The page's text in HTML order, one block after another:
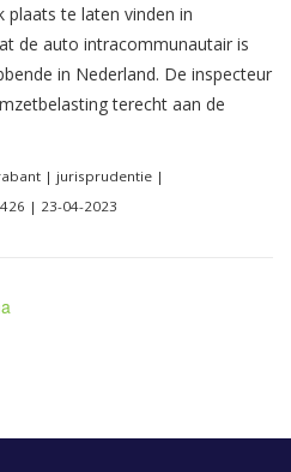
plaats te laten vinden in
de auto intracommunautair is
in Nederland. De inspecteur
terecht aan de
| jurisprudentie |
| 23-04-2023